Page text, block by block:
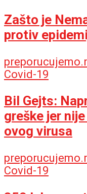
Zašto je
protiv
Covid-19
Bil Gejts:
greške jer
ovog virusa
Covid-19